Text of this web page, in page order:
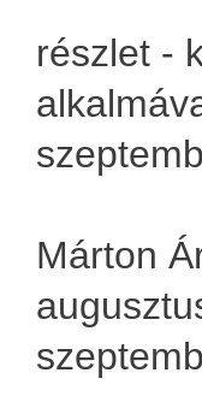
részlet -
Márton